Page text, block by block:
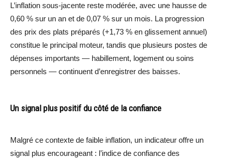
L’inflation sous-jacente reste modérée, avec une hausse de
0,60 % sur un an et de 0,07 % sur un mois. La progression
des prix des plats préparés (+1,73 % en glissement annuel)
constitue le principal moteur, tandis que plusieurs postes de
dépenses importants — habillement, logement ou soins
personnels — continuent d’enregistrer des baisses.
Un signal plus positif du côté de la confiance
Malgré ce contexte de faible inflation, un indicateur offre un
signal plus encourageant : l’indice de confiance des